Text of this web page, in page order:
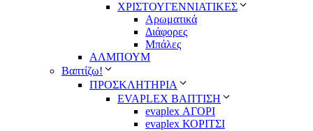
ΧΡΙΣΤΟΥΓΕΝΝΙΑΤΙΚΕΣ
Αρωματικά
Διάφορες
Μπάλες
ΑΛΜΠΟΥΜ
Βαπτίζω!
ΠΡΟΣΚΛΗΤΗΡΙΑ
EVAPLEX ΒΑΠΤΙΣΗ
evaplex ΑΓΟΡΙ
evaplex ΚΟΡΙΤΣΙ